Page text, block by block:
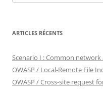
ARTICLES RÉCENTS
Scenario I : Common
OWASP / Local-Remote File
OWASP / Cross-site request